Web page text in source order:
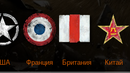
Франция Британия Китай